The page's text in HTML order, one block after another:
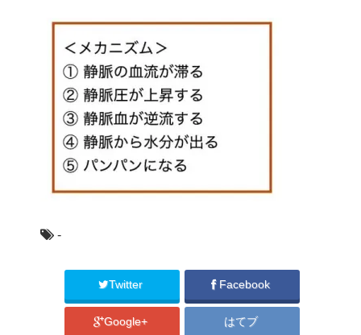
-
Twitter Facebook
Google+ はてブ